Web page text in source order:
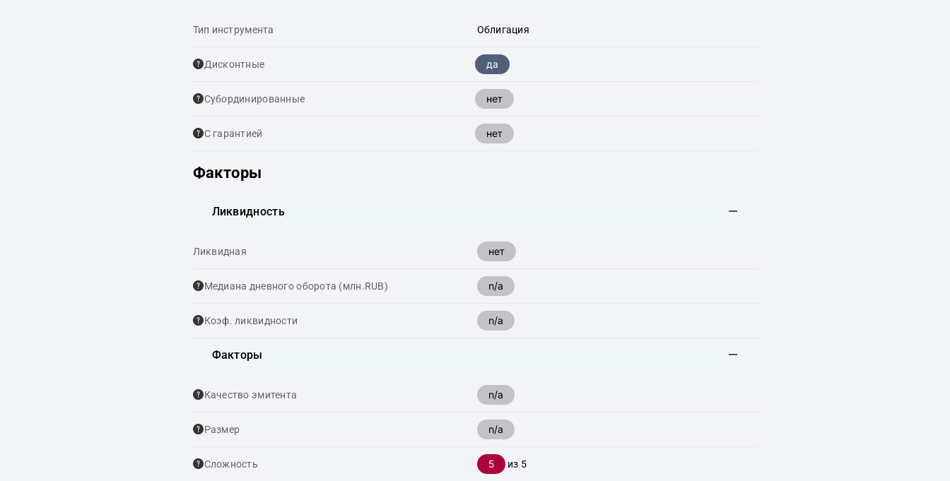
Тип инструмента Облигация
Дисконтные да
Cубординированные нет
С гарантией нет
Факторы
Ликвидность
Ликвидная нет
Медиана дневного оборота (млн.RUB) n/a
Коэф. ликвидности n/a
Факторы
Качество эмитента n/a
Размер n/a
Сложность 5 из 5